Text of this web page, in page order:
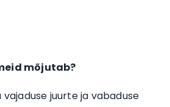
mõjutab?
juurte ja vabaduse